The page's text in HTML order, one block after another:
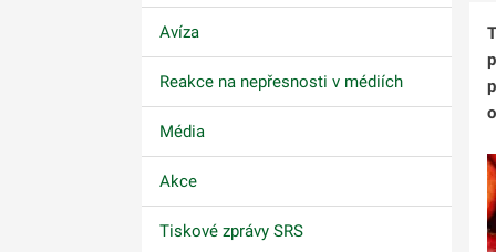
Avíza
Reakce na nepřesnosti v médiích
Média
Akce
Tiskové zprávy SRS